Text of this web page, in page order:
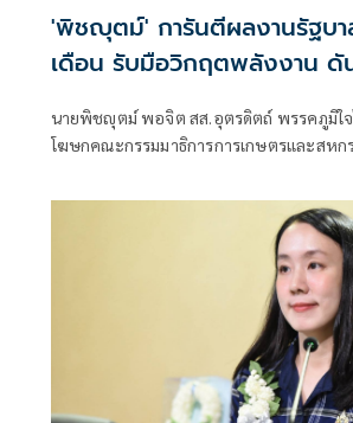
'พิชญุตม์' การันตีผลงานรัฐบ
เดือน รับมือวิกฤตพลังงาน ดั
ช่วยลดต้นทุน-ขยายตลาดโลก
นายพิชญุตม์ พอจิต สส.อุตรดิตถ์ พรรคภูมิใจ
โฆษกคณะกรรมมาธิการการเกษตรและสห
รัฐบาลภายใต้การนำของนายอนุทิน ชาญวีร
เข้าบริหารประเทศ 4 เดือน สามารถรับมือ
และสงครามตะวันออกกลางได้ดี ส่งผลให้ร